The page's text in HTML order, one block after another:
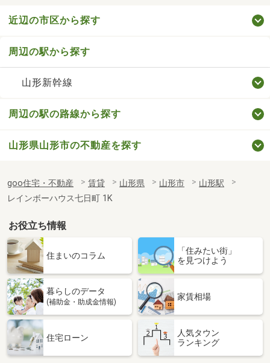
近辺の市区から探す
周辺の駅から探す
山形新幹線
周辺の駅の路線から探す
山形県山形市の不動産を探す
goo住宅・不動産 賃貸 山形県 山形市
山形駅
レインボーハウス七日町 1K
お役立ち情報
住まいのコラム
「住みたい街」
を見つけよう
暮らしのデータ
(補助金・助成金情報)
家賃相場
住宅ローン
人気タウン
ランキング